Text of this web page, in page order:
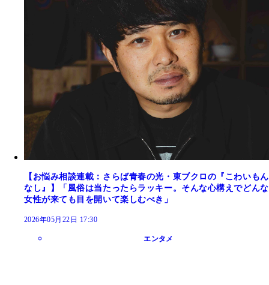
【お悩み相談連載：さらば青春の光・東ブクロの『こわいもん
なし』】「風俗は当たったらラッキー。そんな心構えでどんな
女性が来ても目を開いて楽しむべき」
2026年05月22日 17:30
エンタメ